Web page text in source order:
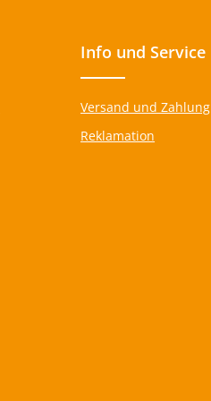
Info und Service
Versand und Zahlung
Reklamation